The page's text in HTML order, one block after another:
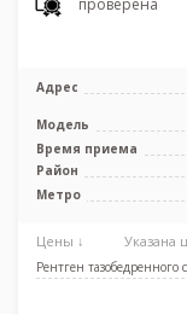
проверена
Адрес
Модель
Время приема
Район
Метро
Цены ↓ Указана
Рентген тазобедренного